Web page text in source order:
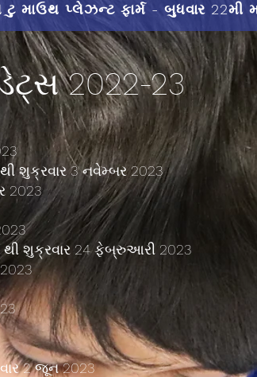
2022-23
શુક્રવાર 3 નવેમ્બર 2023
2023
શુક્રવાર 24 ફેબ્રુઆરી 2023
2 જૂન 2023
ટુ માઉથ પ્લેઝન્ટ ફાર્મ - બુધવાર 22મી